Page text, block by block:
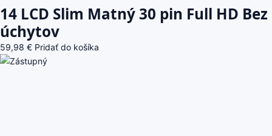
14 LCD Slim Matný 30 pin Full HD Bez
úchytov
59,98 € Pridať do košíka